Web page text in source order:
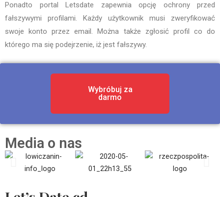
Ponadto portal Letsdate zapewnia opcję ochrony przed
fałszywymi profilami. Każdy użytkownik musi zweryfikować
swoje konto przez email. Można także zgłosić profil co do
którego ma się podejrzenie, iż jest fałszywy.
Wybróbuj za
darmo
Media o nas